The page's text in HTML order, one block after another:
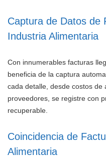
Captura de Datos de
Industria Alimentaria
Con innumerables facturas
beneficia de la captura
cada detalle, desde costos de
proveedores, se registre con
recuperable.
Coincidencia de
Alimentaria